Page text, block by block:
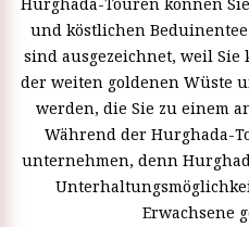
und köstlichen
sind ausgezeichnet, weil
der weiten goldenen Wüste
werden, die Sie zu einem
Während der Hurghada-
unternehmen, denn
Erwachsene